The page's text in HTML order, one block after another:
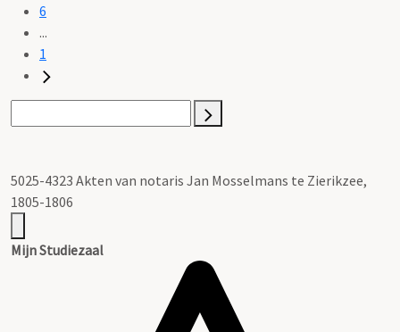
6
...
1
5025-4323 Akten van notaris Jan Mosselmans te Zierikzee,
1805-1806
Mijn Studiezaal